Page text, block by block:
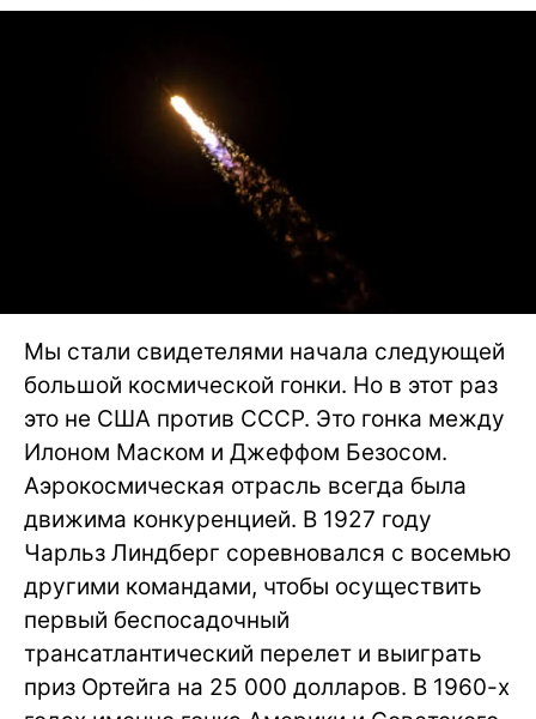
Мы стали свидетелями начала следующей
большой космической гонки. Но в этот раз
это не США против СССР. Это гонка между
Илоном Маском и Джеффом Безосом.
Аэрокосмическая отрасль всегда была
движима конкуренцией. В 1927 году
Чарльз Линдберг соревновался с восемью
другими командами, чтобы осуществить
первый беспосадочный
трансатлантический перелет и выиграть
приз Ортейга на 25 000 долларов. В 1960-х